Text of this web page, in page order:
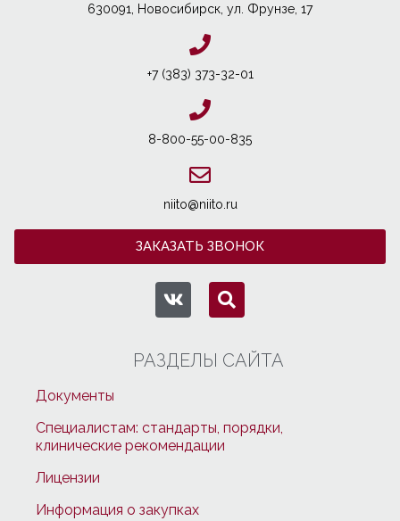
630091, Новосибирcк, ул. Фрунзе, 17
+7 (383) 373-32-01
8-800-55-00-835
niito@niito.ru
ЗАКАЗАТЬ ЗВОНОК
РАЗДЕЛЫ САЙТА
Документы
Специалистам: стандарты, порядки,
клинические рекомендации
Лицензии
Информация о закупках